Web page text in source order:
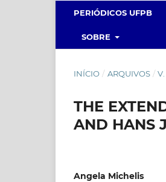
PERIÓDICOS UFPB
SOBRE
INÍCIO / ARQUIVOS /
THE
AND HANS
Angela Michelis